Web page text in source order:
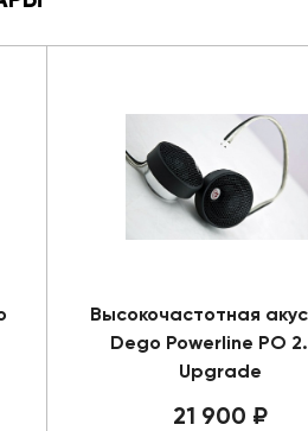
Высокочастотная
Dego Powerline PO
Upgrade
21 900 ₽